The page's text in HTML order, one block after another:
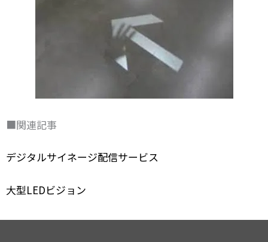
■関連記事
デジタルサイネージ配信サービス
大型LEDビジョン